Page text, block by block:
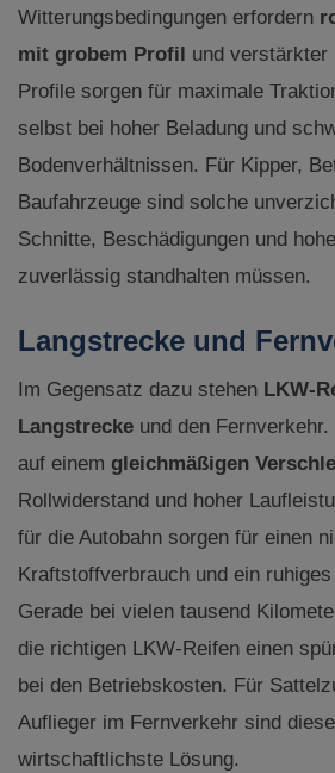
Witterungsbedingungen erfordern
mit grobem Profil und
Profile sorgen für maximale
selbst bei hoher Beladung und
Bodenverhältnissen. Für Kipper,
Baufahrzeuge sind solche
Schnitte, Beschädigungen und
zuverlässig standhalten müssen.
Langstrecke und
Im Gegensatz dazu stehen LKW-
Langstrecke und den
auf einem gleichmäßigen
Rollwiderstand und hoher
für die Autobahn sorgen für einen
Kraftstoffverbrauch und ein
Gerade bei vielen tausend
die richtigen LKW-Reifen einen
bei den Betriebskosten. Für
Auflieger im Fernverkehr sind
wirtschaftlichste Lösung.